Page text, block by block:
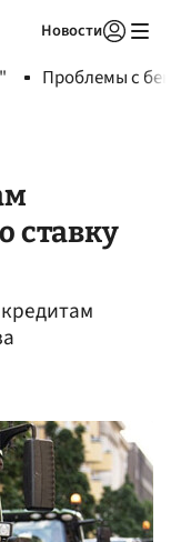
Новости
Проблемы с
ставку